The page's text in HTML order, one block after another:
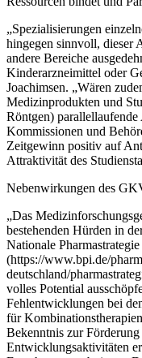
„Spezialisierungen
hingegen sinnvoll, dieser
andere Bereiche
Kinderarzneimittel oder
Joachimsen. „Wären
Medizinprodukten und
Röntgen)
Kommissionen und
Zeitgewinn positiv auf
Attraktivität des
Nebenwirkungen des
„Das
bestehenden Hürden in
Nationale Pharmastrategie
(https://www.bpi.de/
deutschland/
volles Potential
Fehlentwicklungen bei
für
Bekenntnis zur
Entwicklungsaktivitäten